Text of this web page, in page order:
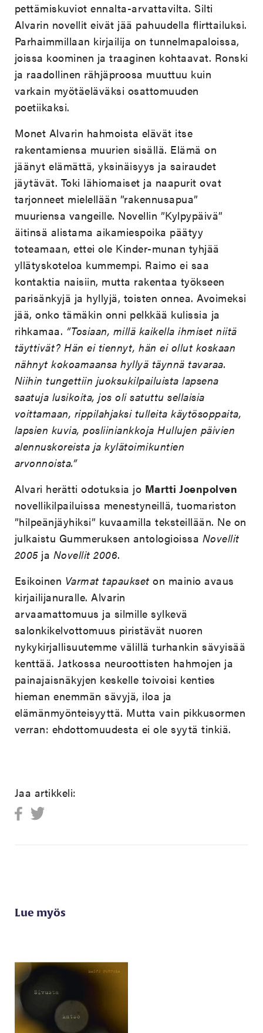
pettämiskuviot ennalta-arvattavilta. Silti
Alvarin novellit eivät jää pahuudella flirttailuksi.
Parhaimmillaan kirjailija on tunnelmapaloissa,
joissa koominen ja traaginen kohtaavat. Ronski
ja raadollinen rähjäproosa muuttuu kuin
varkain myötäeläväksi osattomuuden
poetiikaksi.
Monet Alvarin hahmoista elävät itse
rakentamiensa muurien sisällä. Elämä on
jäänyt elämättä, yksinäisyys ja sairaudet
jäytävät. Toki lähiomaiset ja naapurit ovat
tarjonneet mielellään ”rakennusapua”
muuriensa vangeille. Novellin ”Kylpypäivä”
äitinsä alistama aikamiespoika päätyy
toteamaan, ettei ole Kinder-munan tyhjää
yllätyskoteloa kummempi. Raimo ei saa
kontaktia naisiin, mutta rakentaa työkseen
parisänkyjä ja hyllyjä, toisten onnea. Avoimeksi
jää, onko tämäkin onni pelkkää kulissia ja
rihkamaa. ”Tosiaan, millä kaikella ihmiset niitä
täyttivät? Hän ei tiennyt, hän ei ollut koskaan
nähnyt kokoamaansa hyllyä täynnä tavaraa.
Niihin tungettiin juoksukilpailuista lapsena
saatuja lusikoita, jos oli satuttu sellaisia
voittamaan, rippilahjaksi tulleita käytösoppaita,
lapsien kuvia, posliiniankkoja Hullujen päivien
alennuskoreista ja kylätoimikuntien
arvonnoista.”
Alvari herätti odotuksia jo Martti Joenpolven
novellikilpailuissa menestyneillä, tuomariston
”hilpeänjäyhiksi” kuvaamilla teksteillään. Ne on
julkaistu Gummeruksen antologioissa Novellit
2005ja Novellit 2006.
Esikoinen Varmat tapaukset on mainio avaus
kirjailijanuralle. Alvarin
arvaamattomuus ja silmille sylkevä
salonkikelvottomuus piristävät nuoren
nykykirjallisuutemme välillä turhankin sävyisää
kenttää. Jatkossa neuroottisten hahmojen ja
painajaisnäkyjen keskelle toivoisi kenties
hieman enemmän sävyjä, iloa ja
elämänmyönteisyyttä. Mutta vain pikkusormen
verran: ehdottomuudesta ei ole syytä tinkiä.
Jaa artikkeli:
Lue myös